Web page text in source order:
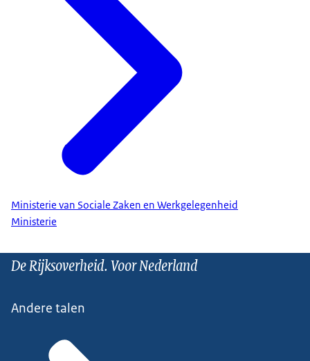
Ministerie van Sociale Zaken en Werkgelegenheid
Ministerie
De Rijksoverheid. Voor Nederland
Andere talen